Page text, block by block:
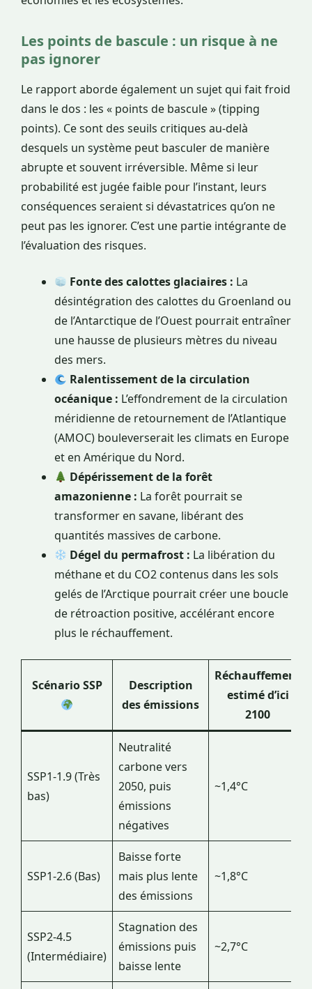
Les points de bascule : un risque à ne
pas ignorer
Le rapport aborde également un sujet qui fait froid
dans le dos : les « points de bascule » (tipping
points). Ce sont des seuils critiques au-delà
desquels un système peut basculer de manière
abrupte et souvent irréversible. Même si leur
probabilité est jugée faible pour l’instant, leurs
conséquences seraient si dévastatrices qu’on ne
peut pas les ignorer. C’est une partie intégrante de
l’évaluation des risques.
Fonte des calottes glaciaires : La
désintégration des calottes du Groenland ou
de l’Antarctique de l’Ouest pourrait entraîner
une hausse de plusieurs mètres du niveau
des mers.
Ralentissement de la circulation
océanique : L’effondrement de la circulation
méridienne de retournement de l’Atlantique
(AMOC) bouleverserait les climats en Europe
et en Amérique du Nord.
Dépérissement de la forêt
amazonienne : La forêt pourrait se
transformer en savane, libérant des
quantités massives de carbone.
Dégel du permafrost : La libération du
méthane et du CO2 contenus dans les sols
gelés de l’Arctique pourrait créer une boucle
de rétroaction positive, accélérant encore
plus le réchauffement.
Scénario SSP
Description
des émissions
Réchauffement
estimé d’ici
2100
SSP1-1.9 (Très
bas)
Neutralité
carbone vers
2050, puis
émissions
négatives
~1,4°C
SSP1-2.6 (Bas)
Baisse forte
mais plus lente
des émissions
~1,8°C
SSP2-4.5
(Intermédiaire)
Stagnation des
émissions puis
baisse lente
~2,7°C